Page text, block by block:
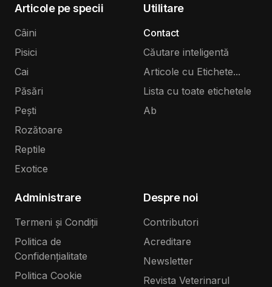
Articole pe specii
Câini
Pisici
Cai
Păsări
Pești
Rozătoare
Reptile
Exotice
Utilitare
Contact
Căutare inteligentă
Articole cu Etichete...
Lista cu toate etichetele
Ab
Administrare
Termeni și Condiții
Politica de
Confidențialitate
Politica Cookie
Despre noi
Contributori
Acreditare
Newsletter
Revista Veterinarul